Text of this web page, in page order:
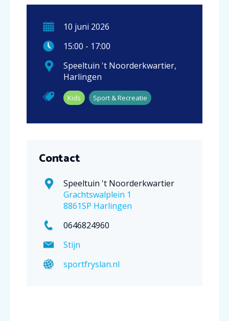
10 juni 2026
15:00 - 17:00
Speeltuin 't Noorderkwartier,
Harlingen
Kids Sport & Recreatie
Contact
Speeltuin 't Noorderkwartier
Grachtswalplein 1
8861SP Harlingen
0646824960
Stijn
sportfryslan.nl